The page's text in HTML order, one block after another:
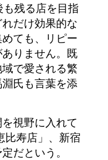
も残る店を目指
だけ効果的な
ても、リピー
りません。既
で愛される繁
氏も言葉を添
視野に入れて
比寿店」、新宿
だという。